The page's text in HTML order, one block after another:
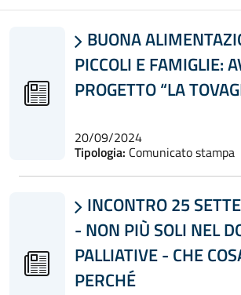
 BUONA
PICCOLI E FAMIGLIE:
PROGETTO “LA
20/09/2024
Tipologia: Comunicato stampa
 INCONTRO 25
- NON PIÙ SOLI NEL
PALLIATIVE - CHE
PERCHÉ